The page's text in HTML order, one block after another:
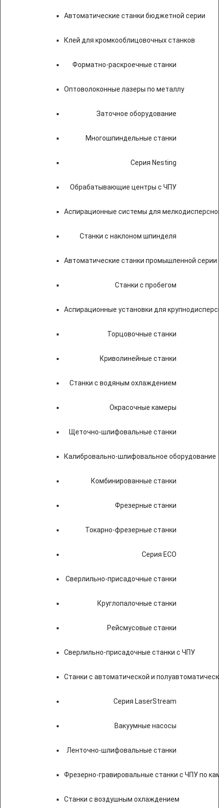
Автоматические станки бюджетной серии
Клей для кромкооблицовочных станков
Форматно-раскроечные станки
Оптоволоконные лазеры по металлу
Заточное оборудование
Многошпиндельные станки
Серия Nesting
Обрабатывающие центры с ЧПУ
Аспирационные системы для
Станки с наклоном шпинделя
Автоматические станки промышленной серии
Станки с пробегом
Аспирационные установки для
Торцовочные станки
Криволинейные станки
Станки с водяным охлаждением
Окрасочные камеры
Щеточно-шлифовальные станки
Калибровально-шлифовальное оборудование
Комбинированные станки
Фрезерные станки
Токарно-фрезерные станки
Серия ECO
Сверлильно-присадочные станки
Круглопалочные станки
Рейсмусовые станки
Сверлильно-присадочные станки с ЧПУ
Станки с автоматической и
Серия LaserStream
Вакуумные насосы
Ленточно-шлифовальные станки
Фрезерно-гравировальные станки с ЧПУ по
Станки с воздушным охлаждением